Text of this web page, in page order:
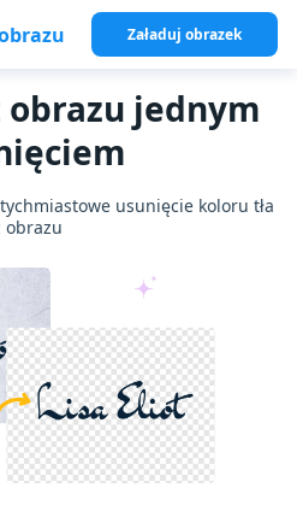
Załaduj obrazek
obrazu jednym
usunięcie koloru tła
obrazu